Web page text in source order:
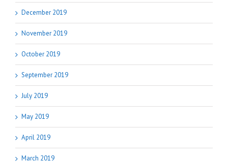
December 2019
November 2019
October 2019
September 2019
July 2019
May 2019
April 2019
March 2019